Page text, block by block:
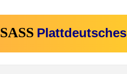
SASS Plattdeutsches